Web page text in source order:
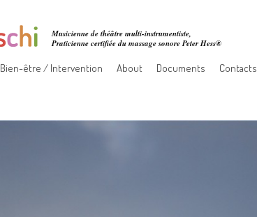
Musicienne de théâtre multi-instrumentiste,
Praticienne certifiée du massage sonore Peter Hess®
Bien-être / Intervention About Documents Contacts